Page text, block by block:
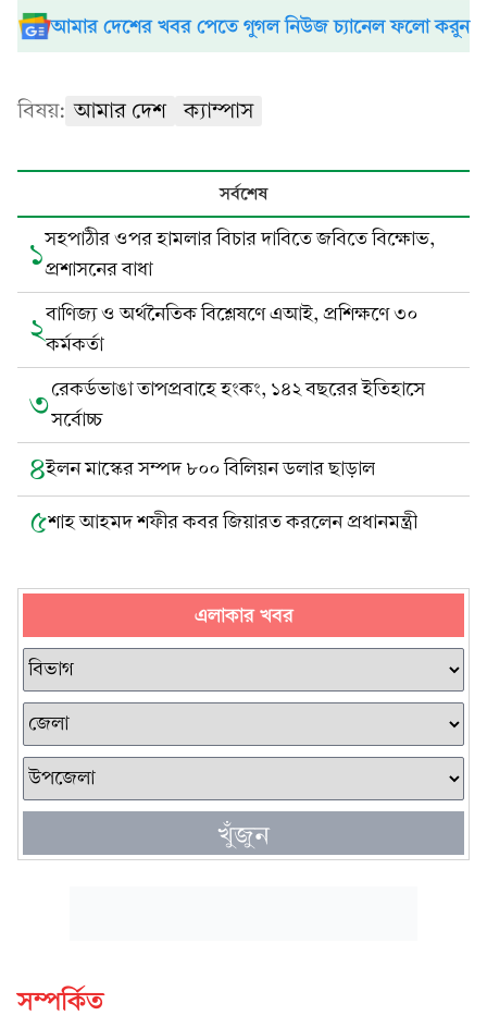
আমার দেশের খবর পেতে গুগল নিউজ চ্যানেল ফলো করুন
বিষয়: আমার দেশ ক্যাম্পাস
সর্বশেষ
১সহপাঠীর ওপর হামলার বিচার দাবিতে জবিতে বিক্ষোভ,
প্রশাসনের বাধা
২বাণিজ্য ও অর্থনৈতিক বিশ্লেষণে এআই, প্রশিক্ষণে ৩০
কর্মকর্তা
৩রেকর্ডভাঙা তাপপ্রবাহে হংকং, ১৪২ বছরের ইতিহাসে
সর্বোচ্চ
৪ইলন মাস্কের সম্পদ ৮০০ বিলিয়ন ডলার ছাড়াল
৫শাহ আহমদ শফীর কবর জিয়ারত করলেন প্রধানমন্ত্রী
এলাকার খবর
খুঁজুন
সম্পর্কিত